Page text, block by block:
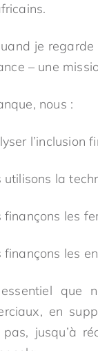
je regarde
– une
nous :
l’inclusion
utilisons la
finançons les
finançons les
que
en
jusqu’à